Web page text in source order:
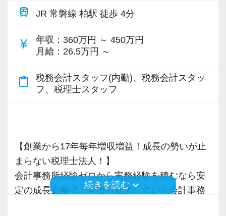
会社の良いところは“温かさ”があります。
ームで明るい会社です。
チームで動いているので、わからないことや困
ったことの相談先にも迷わず、何でもすぐに聞
くことができて安心です。
お客様からの「ありがとう」が、最大のやりが
いになります！
はじめての仕事には不安もあるかもしれません
より多くの「ありがとう」と笑顔をいただき続
す。
当社では、「こうなりたい」という将来のキャ
リアプランが明確な方が成長しています。
たとえば希望年収があれば、その目標に向けて
どう仕事をすればいいのか具体的にお伝えしま
すので気軽に相談してください。
モニターを全席設置。
ーレス化を進めています。kintoneや
いるので効率よくストレスフリーに業務をこな
せます。
ます】
キャリアステップは等級制（1〜6等級）で、求
められる業務レベルや役割を明確にしていま
す。目標設定がしやすく、成長を実感しながら
いて法改正に関する勉強会や内部・外部から講
師陣を招きスタッフ全体で知識の共有を図りま
士など、税務・会計に関わる様々な分野のエキ
スパートが集結しています。
ルを磨けます。
会計事務所に限らずこれまでのご経験や取得さ
れた資格など、大いに活かしながら活躍するこ
とが出来ます。
train JR 常磐線 柏駅 徒歩 4分
currency_yen 年収 ：360万円 ～ 450万円
月給 ：26.5万円 ～
content_paste
税務会計スタッフ(内勤)、税務会計スタッ
フ、税理士スタッフ
【創業から17年毎年増収増益！成長の勢いが止
まらない税理士法人！】
会計事務所経験ゼロから実務経験を積むなら安
定の成長企業で、今後も拡大していく会計事務
続きを読む keyboard_arrow_down